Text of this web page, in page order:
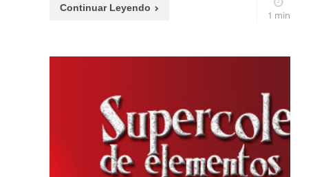
Continuar Leyendo
1 min